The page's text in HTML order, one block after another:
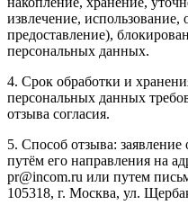
извлечение, использование,
предоставление),
персональных данных.
4. Срок обработки и
персональных данных
отзыва согласия.
5. Способ отзыва:
путём его направления на
pr@incom.ru или путем
105318, г. Москва, ул.